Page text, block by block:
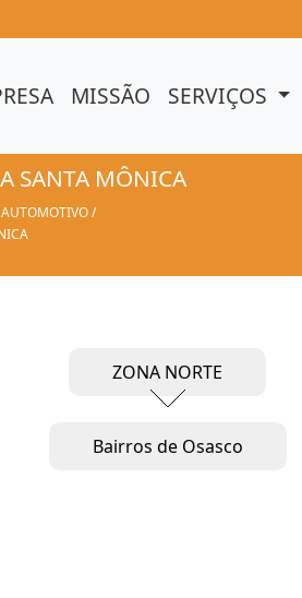
MISSÃO SERVIÇOS
SANTA MÔNICA
ZONA NORTE
Bairros de Osasco